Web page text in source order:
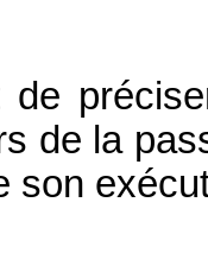
de
de la
son